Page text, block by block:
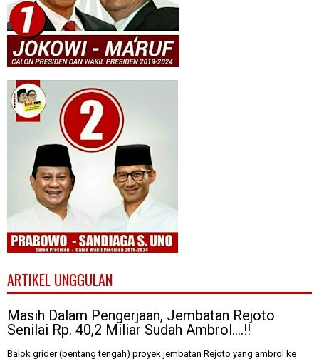
ARTIKEL UNGGULAN
Masih Dalam Pengerjaan, Jembatan Rejoto
Senilai Rp. 40,2 Miliar Sudah Ambrol....!!
Balok grider (bentang tengah) proyek jembatan Rejoto yang ambrol ke